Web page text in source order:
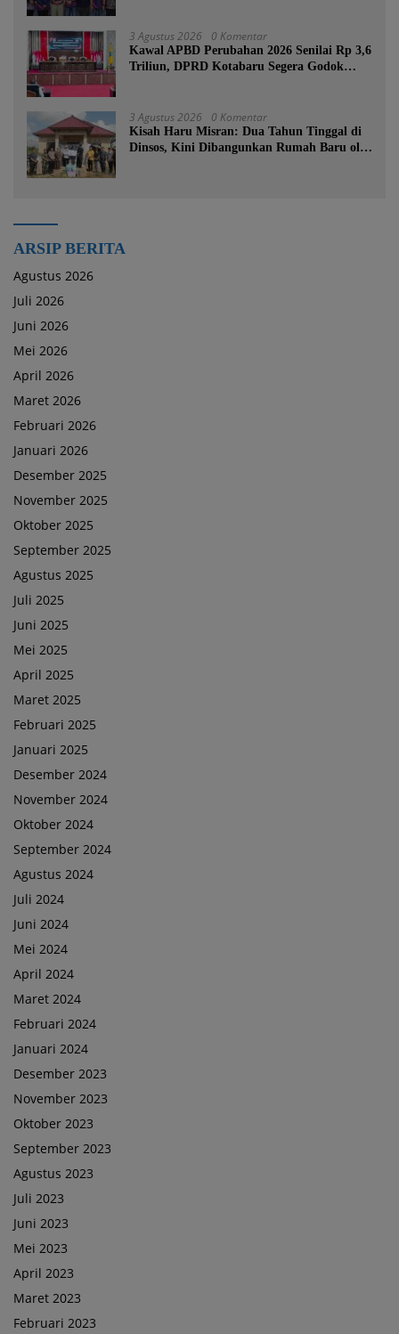
3 Agustus 2026 0 Komentar
Kawal APBD Perubahan 2026 Senilai Rp 3,6
Triliun, DPRD Kotabaru Segera Godok
3 Agustus 2026 0 Komentar
Kisah Haru Misran: Dua Tahun Tinggal di
Dinsos, Kini Dibangunkan Rumah Baru oleh
ARSIP BERITA
Agustus 2026
Juli 2026
Juni 2026
Mei 2026
April 2026
Maret 2026
Februari 2026
Januari 2026
Desember 2025
November 2025
Oktober 2025
September 2025
Agustus 2025
Juli 2025
Juni 2025
Mei 2025
April 2025
Maret 2025
Februari 2025
Januari 2025
Desember 2024
November 2024
Oktober 2024
September 2024
Agustus 2024
Juli 2024
Juni 2024
Mei 2024
April 2024
Maret 2024
Februari 2024
Januari 2024
Desember 2023
November 2023
Oktober 2023
September 2023
Agustus 2023
Juli 2023
Juni 2023
Mei 2023
April 2023
Maret 2023
Februari 2023